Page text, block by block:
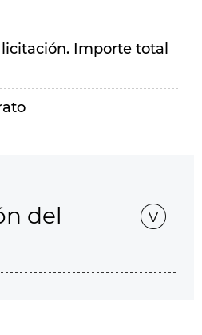
Importe total
del